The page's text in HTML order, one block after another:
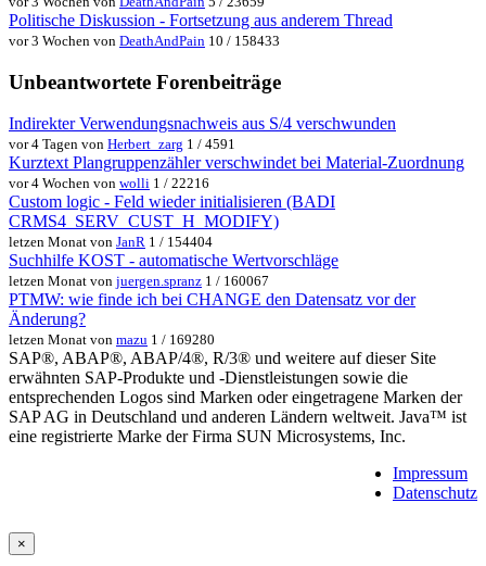
Politische Diskussion - Fortsetzung aus anderem Thread
vor 3 Wochen von DeathAndPain 10 / 158433
Unbeantwortete Forenbeiträge
Indirekter Verwendungsnachweis aus S/4 verschwunden
vor 4 Tagen von Herbert_zarg 1 / 4591
Kurztext Plangruppenzähler verschwindet bei Material-Zuordnung
vor 4 Wochen von wolli 1 / 22216
Custom logic - Feld wieder initialisieren (BADI
CRMS4_SERV_CUST_H_MODIFY)
letzen Monat von JanR 1 / 154404
Suchhilfe KOST - automatische Wertvorschläge
letzen Monat von juergen.spranz 1 / 160067
PTMW: wie finde ich bei CHANGE den Datensatz vor der
Änderung?
letzen Monat von mazu 1 / 169280
SAP®, ABAP®, ABAP/4®, R/3® und weitere auf dieser Site
erwähnten SAP-Produkte und -Dienstleistungen sowie die
entsprechenden Logos sind Marken oder eingetragene Marken der
SAP AG in Deutschland und anderen Ländern weltweit. Java™ ist
eine registrierte Marke der Firma SUN Microsystems, Inc.
Impressum
Datenschutz
×